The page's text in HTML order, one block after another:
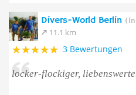
Divers-World Berlin
11.1 km
3 Bewertungen
locker-flockiger,